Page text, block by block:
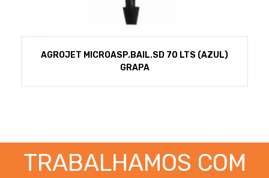
AGROJET MICROASP.BAIL.SD 70 LTS (AZUL)
GRAPA
TRABALHAMOS COM